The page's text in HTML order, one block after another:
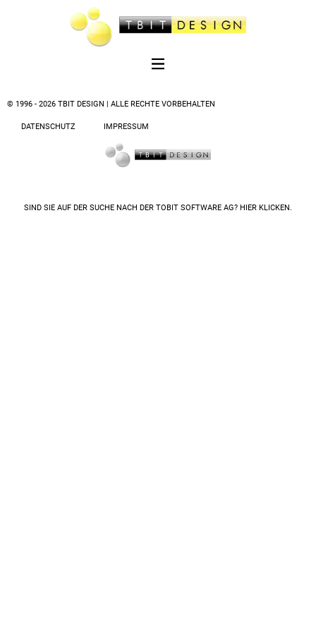
© 1996 - 2026 TBIT DESIGN | ALLE RECHTE VORBEHALTEN
DATENSCHUTZ IMPRESSUM
SIND SIE AUF DER SUCHE NACH DER TOBIT SOFTWARE AG? HIER KLICKEN.